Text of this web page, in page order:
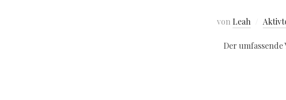
von Leah
Der